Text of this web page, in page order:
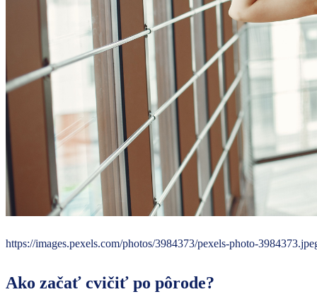
https://images.pexels.com/photos/3984373/pexels-photo-
Ako začať cvičiť po pôrode?